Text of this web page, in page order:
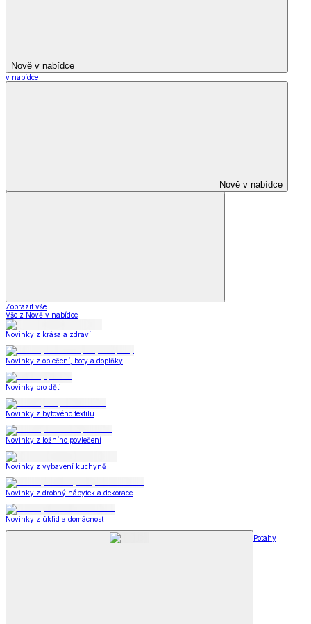
Nově v nabídce
v nabídce
Nově v nabídce
Zobrazit vše
Vše z Nově v nabídce
Novinky z krása a zdraví
Novinky z oblečení, boty a doplňky
Novinky pro děti
Novinky z bytového textilu
Novinky z ložního povlečení
Novinky z vybavení kuchyně
Novinky z drobný nábytek a dekorace
Novinky z úklid a domácnost
Potahy